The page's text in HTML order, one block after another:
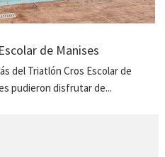
de Manises
del Triatlón Cros Escolar de
pudieron disfrutar de...